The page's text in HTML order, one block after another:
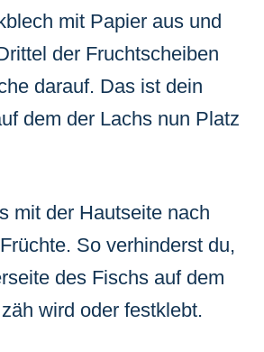
mit Papier aus und
der Fruchtscheiben
darauf. Das ist dein
dem der Lachs nun Platz
mit der Hautseite nach
So verhinderst du,
des Fischs auf dem
wird oder festklebt.